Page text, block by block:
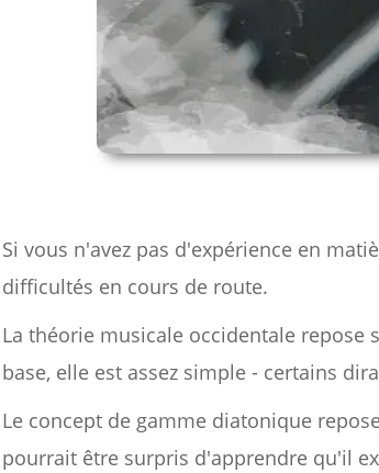
Si vous n'avez pas d'expérience en
difficultés en cours de route.
La théorie musicale occidentale
base, elle est assez simple - certains
Le concept de gamme diatonique
pourrait être surpris d'apprendre qu'il